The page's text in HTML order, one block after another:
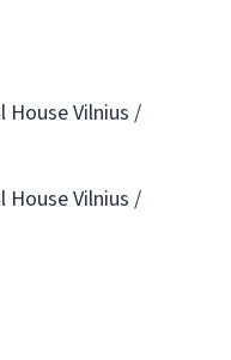
Vilnius /
House Vilnius /